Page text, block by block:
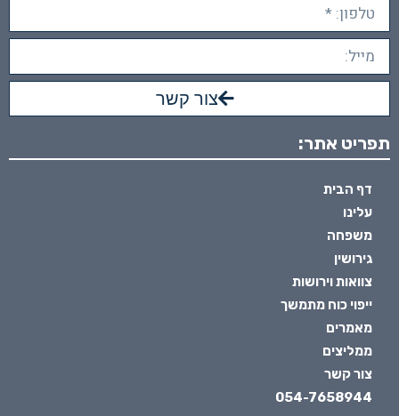
צור קשר
תפריט אתר:
דף הבית
עלינו
משפחה
גירושין
צוואות וירושות
ייפוי כוח מתמשך
מאמרים
ממליצים
צור קשר
054-7658944